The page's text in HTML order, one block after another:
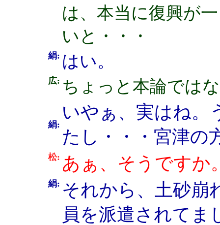
は、本当に復興が
いと・・・
絹: はい。
広: ちょっと本論では
絹:
いやぁ、実はね。
たし・・・宮津の
松: あぁ、そうですか
絹: それから、土砂崩
員を派遣されてま